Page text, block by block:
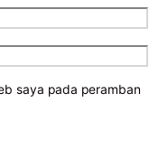
saya pada peramban